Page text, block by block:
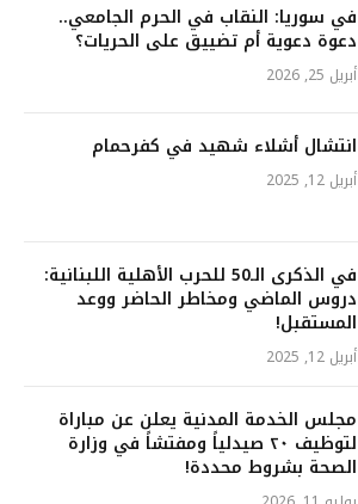
في سوريا: النقاب في الحرم الجامعي..
دعوة دعوية أم تضييق على الحريات؟
أبريل 25, 2026
انتشال أشلاء شهيد في كفرحمام
أبريل 12, 2025
في الذكرى الـ50 للحرب الأهلية اللبنانية:
دروس الماضي ومخاطر الحاضر ووعد
المستقبل!
أبريل 12, 2025
مجلس الخدمة المدنية يعلن عن مباراة
لتوظيف ٢٠ صيدلياً ومفتشاً في وزارة
الصحة بشروط محددة!